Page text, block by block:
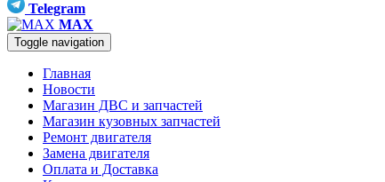
Telegram
MAX
Toggle navigation
Главная
Новости
Магазин ДВС и запчастей
Магазин кузовных запчастей
Ремонт двигателя
Замена двигателя
Оплата и Доставка